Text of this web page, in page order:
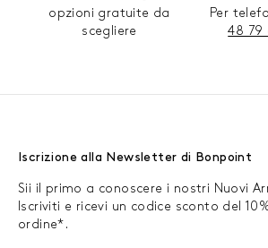
opzioni gratuite da
scegliere
Per
48 79
Iscrizione alla Newsletter di Bonpoint
Sii il primo a conoscere i nostri Nuovi
Iscriviti e ricevi un codice sconto del
ordine*.